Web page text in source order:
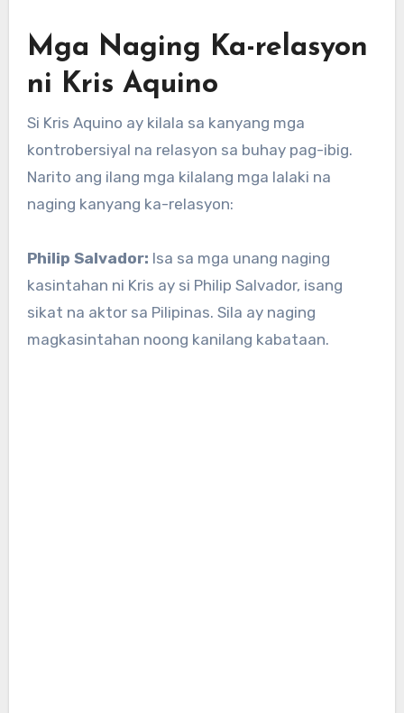
Mga Naging Ka-relasyon
ni Kris Aquino
Si Kris Aquino ay kilala sa kanyang mga
kontrobersiyal na relasyon sa buhay pag-ibig.
Narito ang ilang mga kilalang mga lalaki na
naging kanyang ka-relasyon:
Philip Salvador: Isa sa mga unang naging
kasintahan ni Kris ay si Philip Salvador, isang
sikat na aktor sa Pilipinas. Sila ay naging
magkasintahan noong kanilang kabataan.